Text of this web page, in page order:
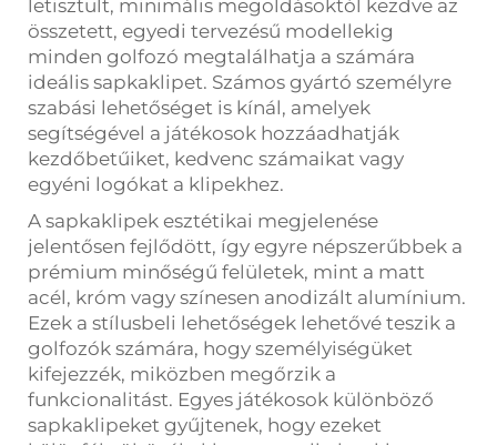
letisztult, minimális megoldásoktól kezdve az
összetett, egyedi tervezésű modellekig
minden golfozó megtalálhatja a számára
ideális sapkaklipet. Számos gyártó személyre
szabási lehetőséget is kínál, amelyek
segítségével a játékosok hozzáadhatják
kezdőbetűiket, kedvenc számaikat vagy
egyéni logókat a klipekhez.
A sapkaklipek esztétikai megjelenése
jelentősen fejlődött, így egyre népszerűbbek a
prémium minőségű felületek, mint a matt
acél, króm vagy színesen anodizált alumínium.
Ezek a stílusbeli lehetőségek lehetővé teszik a
golfozók számára, hogy személyiségüket
kifejezzék, miközben megőrzik a
funkcionalitást. Egyes játékosok különböző
sapkaklipeket gyűjtenek, hogy ezeket